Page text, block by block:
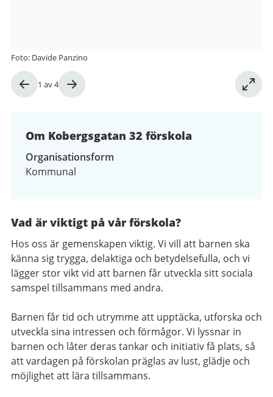
Bild
1 av4
Foto: Davide Panzino
Om Kobergsgatan 32 förskola
Organisationsform
Kommunal
Vad är viktigt på vår förskola?
Hos oss är gemenskapen viktig. Vi vill att barnen ska
känna sig trygga, delaktiga och betydelsefulla, och vi
lägger stor vikt vid att barnen får utveckla sitt sociala
samspel tillsammans med andra.
Barnen får tid och utrymme att upptäcka, utforska och
utveckla sina intressen och förmågor. Vi lyssnar in
barnen och låter deras tankar och initiativ få plats, så
att vardagen på förskolan präglas av lust, glädje och
möjlighet att lära tillsammans.